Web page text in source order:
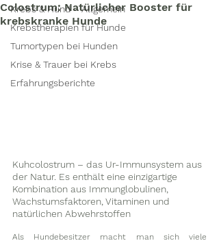
Krebs & Hund - Allgemein
Krebstherapien für Hunde
Tumortypen bei Hunden
Krise & Trauer bei Krebs
Erfahrungsberichte
Colostrum: Natürlicher Booster für
krebskranke Hunde
Kuhcolostrum – das Ur-Immunsystem aus
der Natur. Es enthält eine einzigartige
Kombination aus Immunglobulinen,
Wachstumsfaktoren, Vitaminen und
natürlichen Abwehrstoffen
Als Hundebesitzer macht man sich viele